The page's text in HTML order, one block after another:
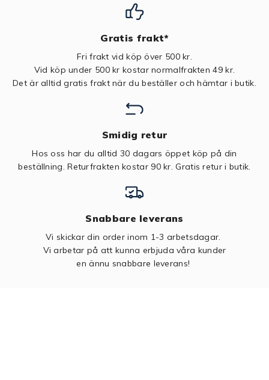
Gratis frakt*
Fri frakt vid köp över 500 kr.
Vid köp under 500 kr kostar normalfrakten 49 kr.
Det är alltid gratis frakt när du beställer och hämtar i butik.
Smidig retur
Hos oss har du alltid 30 dagars öppet köp på din
beställning. Returfrakten kostar 90 kr.Gratis retur i butik.
Snabbare leverans
Vi skickar din order inom 1-3 arbetsdagar.
Vi arbetar på att kunna erbjuda våra kunder
en ännu snabbare leverans!